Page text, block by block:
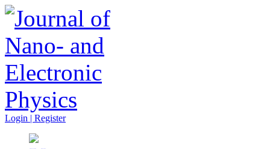
Login | Register